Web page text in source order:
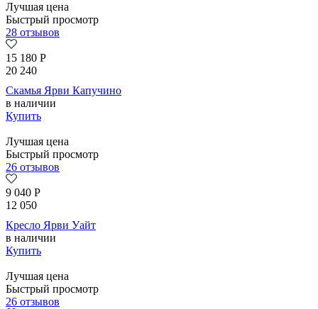
Лучшая цена
Быстрый просмотр
28 отзывов
15 180 Р
20 240
Скамья Ярви Капучино
в наличии
Купить
Лучшая цена
Быстрый просмотр
26 отзывов
9 040 Р
12 050
Кресло Ярви Уайт
в наличии
Купить
Лучшая цена
Быстрый просмотр
26 отзывов